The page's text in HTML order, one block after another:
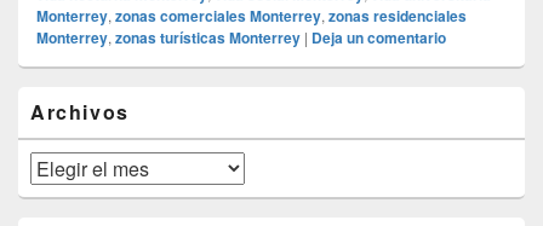
Monterrey, zonas comerciales Monterrey, zonas residenciales
Monterrey, zonas turísticas Monterrey | Deja un comentario
área
de
widget
barra
lateral
Archivos
Archivos